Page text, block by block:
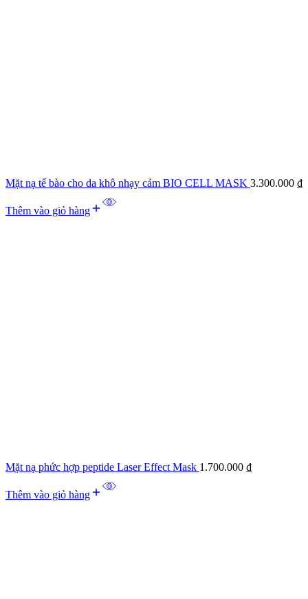
Mặt nạ tế bào cho da khô nhạy cảm BIO CELL MASK 3.300.000 ₫
Thêm vào giỏ hàng
Mặt nạ phức hợp peptide Laser Effect Mask 1.700.000 ₫
Thêm vào giỏ hàng